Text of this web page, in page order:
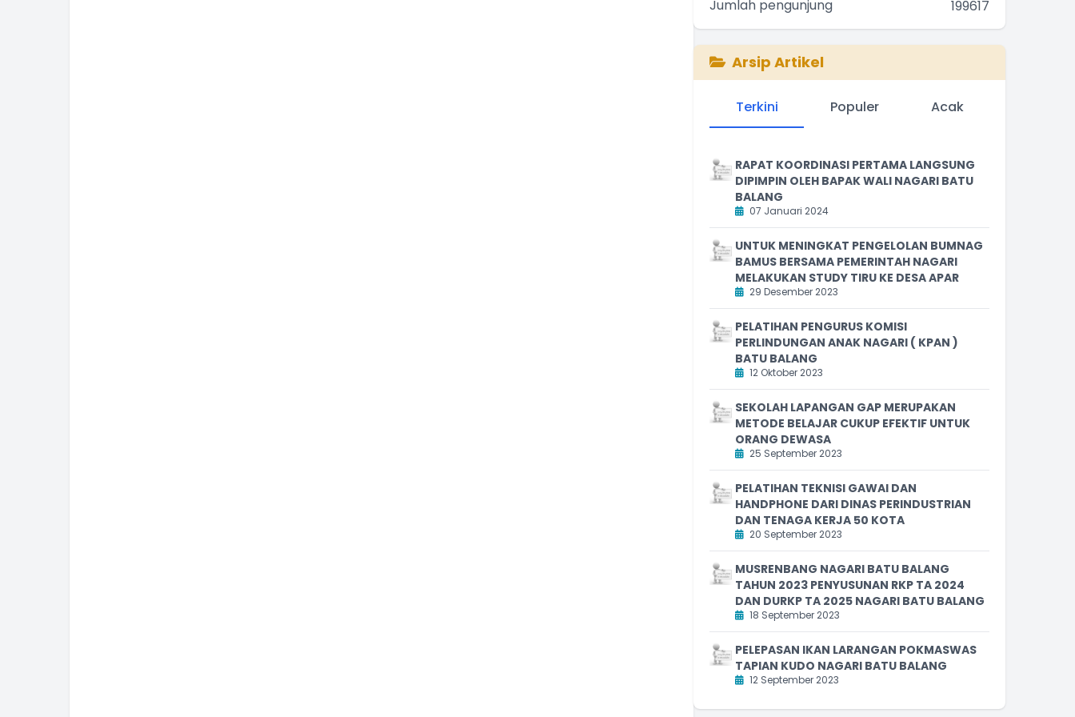
Jumlah pengunjung 199617
Arsip Artikel
Terkini Populer Acak
RAPAT KOORDINASI PERTAMA LANGSUNG
DIPIMPIN OLEH BAPAK WALI NAGARI BATU
BALANG
07 Januari 2024
UNTUK MENINGKAT PENGELOLAN BUMNAG
BAMUS BERSAMA PEMERINTAH NAGARI
MELAKUKAN STUDY TIRU KE DESA APAR
29 Desember 2023
PELATIHAN PENGURUS KOMISI
PERLINDUNGAN ANAK NAGARI ( KPAN )
BATU BALANG
12 Oktober 2023
SEKOLAH LAPANGAN GAP MERUPAKAN
METODE BELAJAR CUKUP EFEKTIF UNTUK
ORANG DEWASA
25 September 2023
PELATIHAN TEKNISI GAWAI DAN
HANDPHONE DARI DINAS PERINDUSTRIAN
DAN TENAGA KERJA 50 KOTA
20 September 2023
MUSRENBANG NAGARI BATU BALANG
TAHUN 2023 PENYUSUNAN RKP TA 2024
DAN DURKP TA 2025 NAGARI BATU BALANG
18 September 2023
PELEPASAN IKAN LARANGAN POKMASWAS
TAPIAN KUDO NAGARI BATU BALANG
12 September 2023